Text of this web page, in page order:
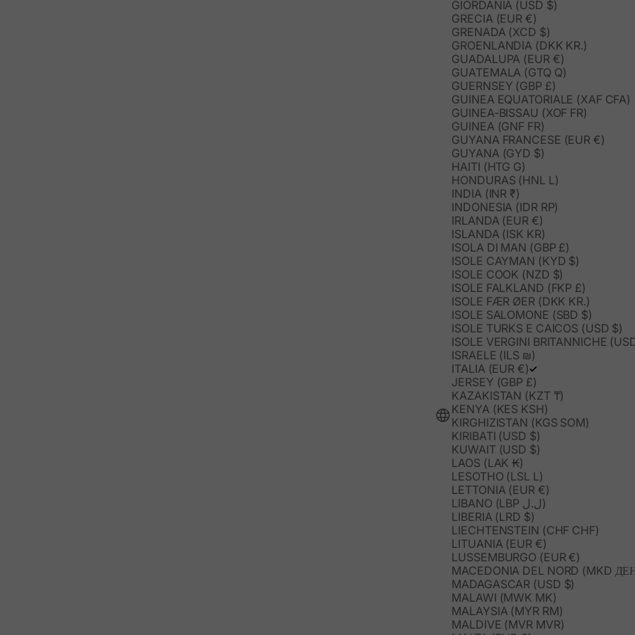
GIORDANIA (USD $)
GRECIA (EUR €)
GRENADA (XCD $)
GROENLANDIA (DKK KR.)
GUADALUPA (EUR €)
GUATEMALA (GTQ Q)
GUERNSEY (GBP £)
GUINEA EQUATORIALE (XAF CFA)
GUINEA-BISSAU (XOF FR)
GUINEA (GNF FR)
GUYANA FRANCESE (EUR €)
GUYANA (GYD $)
HAITI (HTG G)
HONDURAS (HNL L)
INDIA (INR ₹)
INDONESIA (IDR RP)
IRLANDA (EUR €)
ISLANDA (ISK KR)
ISOLA DI MAN (GBP £)
ISOLE CAYMAN (KYD $)
ISOLE COOK (NZD $)
ISOLE FALKLAND (FKP £)
ISOLE FÆR ØER (DKK KR.)
ISOLE SALOMONE (SBD $)
ISOLE TURKS E CAICOS (USD $)
ISOLE VERGINI BRITANNICHE
ISRAELE (ILS ₪)
ITALIA (EUR €)
JERSEY (GBP £)
KAZAKISTAN (KZT ₸)
KENYA (KES KSH)
KIRGHIZISTAN (KGS SOM)
KIRIBATI (USD $)
KUWAIT (USD $)
LAOS (LAK ₭)
LESOTHO (LSL L)
LETTONIA (EUR €)
LIBANO (LBP ل.ل)
LIBERIA (LRD $)
LIECHTENSTEIN (CHF CHF)
LITUANIA (EUR €)
LUSSEMBURGO (EUR €)
MACEDONIA DEL NORD (MKD
MADAGASCAR (USD $)
MALAWI (MWK MK)
MALAYSIA (MYR RM)
MALDIVE (MVR MVR)